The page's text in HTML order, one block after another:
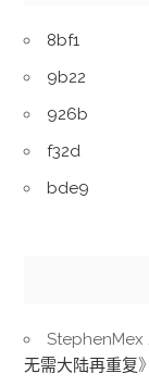
8bf1
9b22
926b
f32d
bde9
StephenMex
无需大陆再重复》